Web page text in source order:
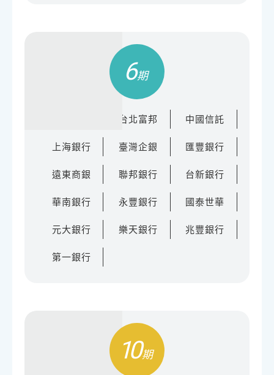
6
台北富邦 中國信託
上海銀行 臺灣企銀 匯豐銀行
遠東商銀 聯邦銀行 台新銀行
華南銀行 永豐銀行 國泰世華
元大銀行 樂天銀行 兆豐銀行
第一銀行
10